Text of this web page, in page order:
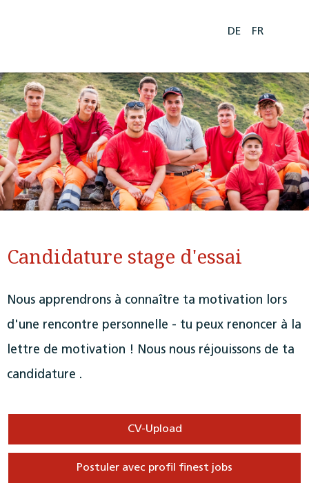
DE FR
Candidature stage d'essai
Nous apprendrons à connaître ta motivation lors
d'une rencontre personnelle - tu peux renoncer à la
lettre de motivation ! Nous nous réjouissons de ta
candidature .
CV-Upload
Postuler avec profil finest jobs